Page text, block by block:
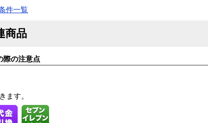
件一覧
商品
際の注意点
ます。